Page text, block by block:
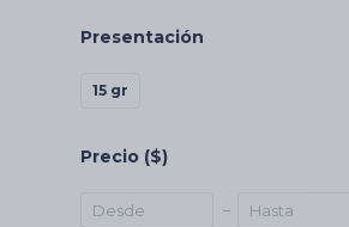
Presentación
15 gr
Precio ($)